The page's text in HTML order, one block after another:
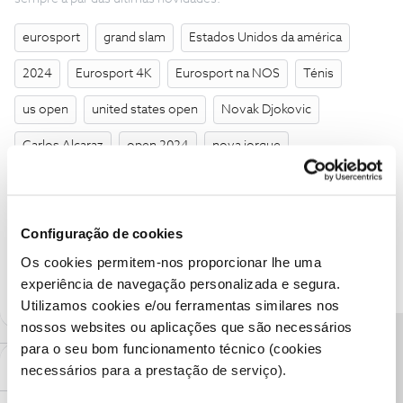
Configuração de cookies
Os cookies permitem-nos proporcionar lhe uma
experiência de navegação personalizada e segura.
Utilizamos cookies e/ou ferramentas similares nos
nossos websites ou aplicações que são necessários
para o seu bom funcionamento técnico (cookies
necessários para a prestação de serviço).
eurosport grand slam Estados Unidos da américa
2024 Eurosport 4K Eurosport na NOS Ténis
us open united states open Novak Djokovic
Carlos Alcaraz open 2024 nova iorque
7 pessoas gostaram
2 Comentários Mais antigos primeiro